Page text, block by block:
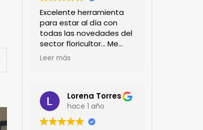
Excelente herramienta
para estar al día con
todas las novedades del
sector floricultor... Me
encanta!!!
Leer más
Lorena Torres
hace 1 año